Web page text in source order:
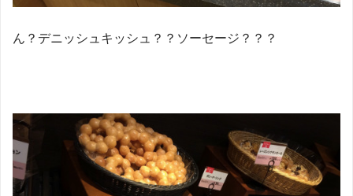
ん？デニッシュキッシュ？？ソーセージ？？？